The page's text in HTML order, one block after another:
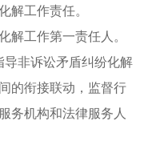
解工作责任。
解工作第一责任人。
非诉讼矛盾纠纷化解
的衔接联动，监督行
务机构和法律服务人